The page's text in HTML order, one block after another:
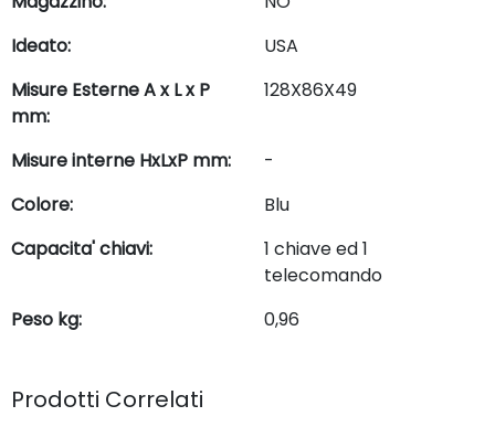
Ideato:
USA
Misure Esterne A x L x P
mm:
128X86X49
Misure interne HxLxP mm:
-
Colore:
Blu
Capacita' chiavi:
1 chiave ed 1
telecomando
Peso kg:
0,96
Prodotti Correlati